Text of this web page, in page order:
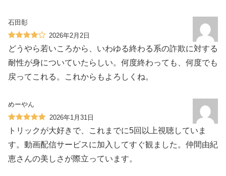
石田彰
2026年2月2日
どうやら若いころから、いわゆる終わる系の詐欺に対する
耐性が身についていたらしい。何度終わっても、何度でも
戻ってこれる。これからもよろしくね。
めーやん
2026年1月31日
トリックが大好きで、これまでに5回以上視聴していま
す。動画配信サービスに加入してすぐ観ました。仲間由紀
恵さんの美しさが際立っています。